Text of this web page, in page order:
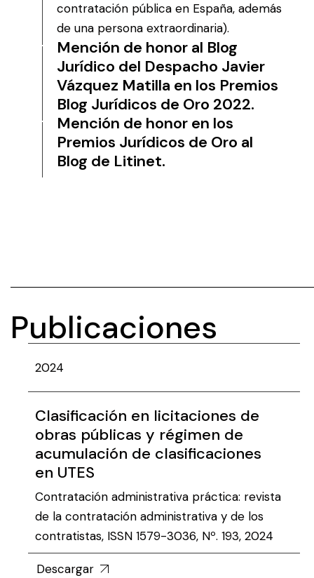
contratación pública en España, además
de una persona extraordinaria).
Mención de honor al Blog
Jurídico del Despacho Javier
Vázquez Matilla en los Premios
Blog Jurídicos de Oro 2022.
Mención de honor en los
Premios Jurídicos de Oro al
Blog de Litinet.
Publicaciones
2024
Clasificación en licitaciones de
obras públicas y régimen de
acumulación de clasificaciones
en UTES
Contratación administrativa práctica: revista
de la contratación administrativa y de los
contratistas, ISSN 1579-3036, Nº. 193, 2024
Descargar